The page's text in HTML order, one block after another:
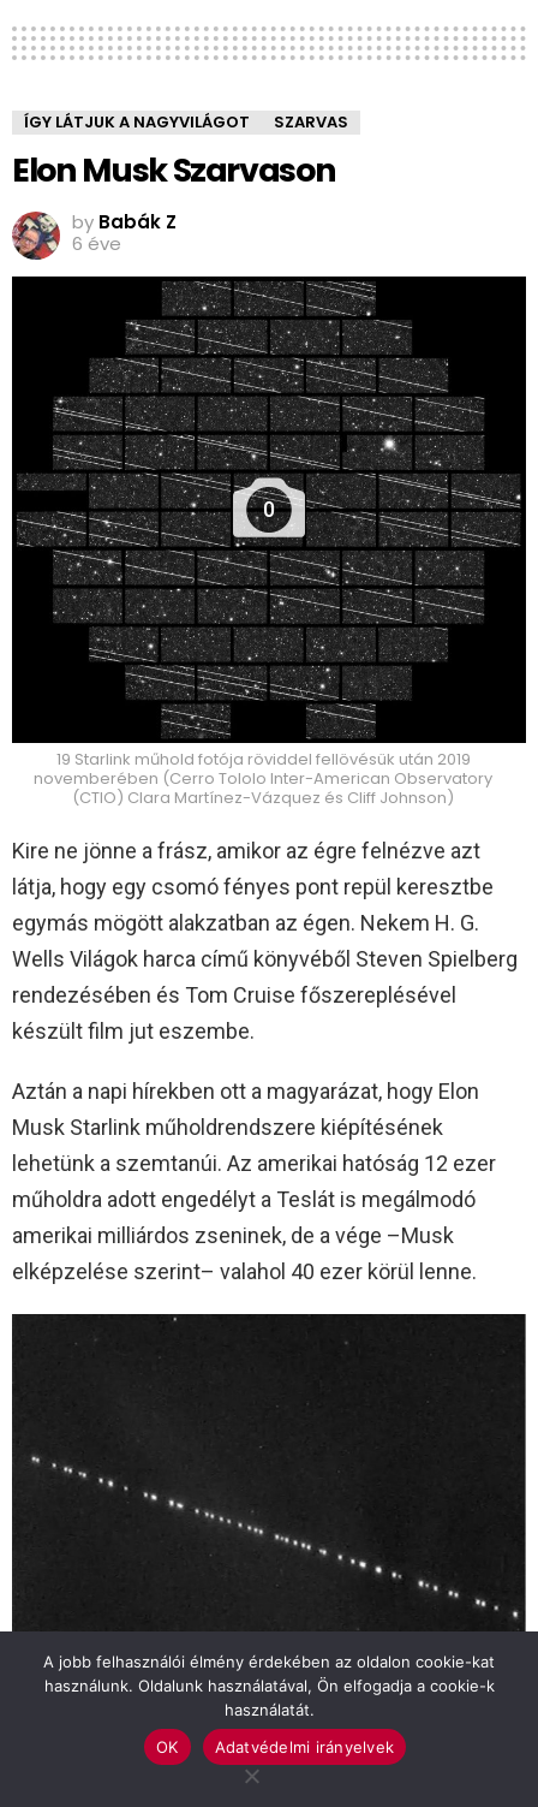
ÍGY LÁTJUK A NAGYVILÁGOT SZARVAS
Elon Musk Szarvason
by Babák Z
6 éve
0
19 Starlink műhold fotója röviddel fellövésük után 2019
novemberében (Cerro Tololo Inter-American Observatory
(CTIO) Clara Martínez-Vázquez és Cliff Johnson)
Kire ne jönne a frász, amikor az égre felnézve azt
látja, hogy egy csomó fényes pont repül keresztbe
egymás mögött alakzatban az égen. Nekem H. G.
Wells Világok harca című könyvéből Steven Spielberg
rendezésében és Tom Cruise főszereplésével
készült film jut eszembe.
Aztán a napi hírekben ott a magyarázat, hogy Elon
Musk Starlink műholdrendszere kiépítésének
lehetünk a szemtanúi. Az amerikai hatóság 12 ezer
műholdra adott engedélyt a Teslát is megálmodó
amerikai milliárdos zseninek, de a vége –Musk
elképzelése szerint– valahol 40 ezer körül lenne.
Érdekes adalék a hírhez, hogy 1957 óta a
Szputnyikokkal együtt –forrásonként más és más
A jobb felhasználói élmény érdekében az oldalon cookie-kat
használunk. Oldalunk használatával, Ön elfogadja a cookie-k
használatát.
OK
Adatvédelmi irányelvek